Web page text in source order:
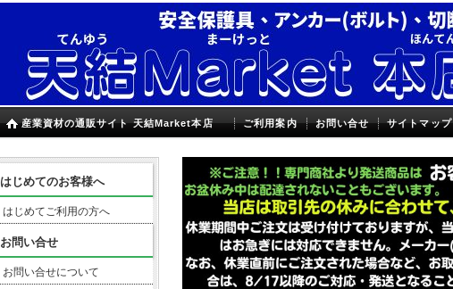
産業資材の通販サイト 天結Market本店 ご利用案内 お問い合せ サイトマップ
はじめてのお客様へ
はじめてご利用の方へ
お問い合せ
お問い合せについて